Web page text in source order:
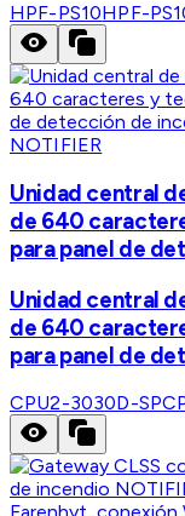
HPF-PS10HPF-
NOTIFIER
Unidad central
de 640
para panel de
Unidad central
de 640
para panel de
CPU2-3030D-SP